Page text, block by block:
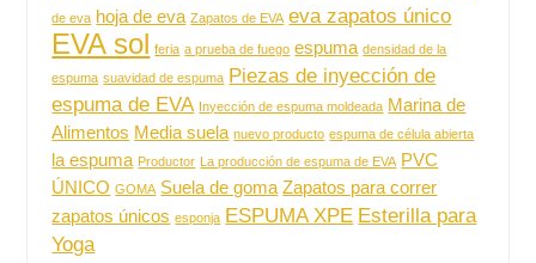
de eva hoja de eva Zapatos de EVA eva zapatos único
EVA sol feria a prueba de fuego espuma densidad de la
espuma suavidad de espuma Piezas de inyección de
espuma de EVA Inyección de espuma moldeada Marina de
Alimentos Media suela nuevo producto espuma de célula abierta
la espuma Productor La producción de espuma de EVA PVC
ÚNICO GOMA Suela de goma Zapatos para correr
zapatos únicos esponja ESPUMA XPE Esterilla para
Yoga